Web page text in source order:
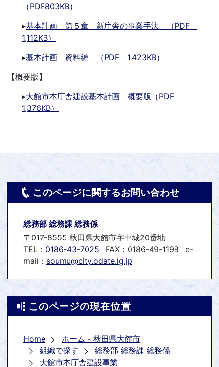
（PDF803KB）
▸基本計画 第５章 新庁舎の事業手法 （PDF
1,112KB）
▸基本計画 資料編 （PDF 1,423KB）
【概要版】
▸大館市本庁舎建設基本計画 概要版（PDF
1,376KB）
このページに関するお問い合わせ
総務部 総務課 総務係
〒017-8555 秋田県大館市字中城20番地
TEL： 0186-43-7025 FAX：0186-49-1198
e-
mail： soumu@city.odate.lg.jp
このページの現在位置
Home
ホーム - 秋田県大館市
組織で探す
総務部 総務課 総務係
大館市本庁舎建設事業